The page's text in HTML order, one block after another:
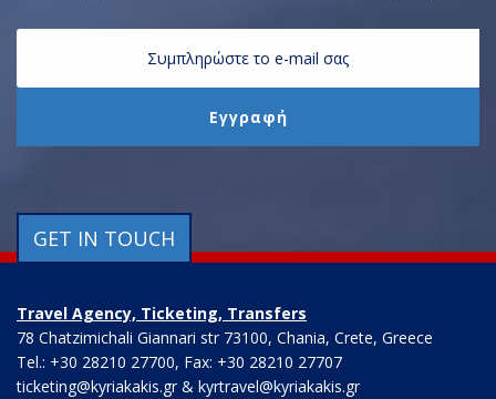
GET IN TOUCH
Travel Agency, Ticketing, Transfers
78 Chatzimichali Giannari str 73100, Chania, Crete, Greece
Tel.: +30 28210 27700, Fax: +30 28210 27707
ticketing@kyriakakis.gr & kyrtravel@kyriakakis.gr